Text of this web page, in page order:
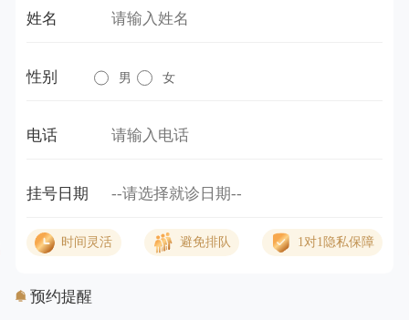
姓名
性别 男 女
电话
挂号日期
时间灵活 避免排队 1对1隐私保障
预约提醒